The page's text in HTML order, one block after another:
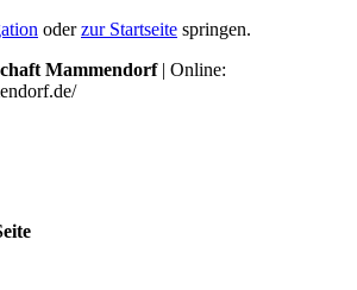
oderzur Startseite springen.
Mammendorf| Online: